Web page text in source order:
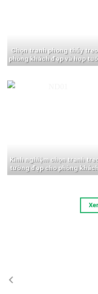
Chọn tranh phong thủy treo
phòng khách đẹp và hợp
Kinh nghiệm chọn tranh
tường đẹp cho phòng